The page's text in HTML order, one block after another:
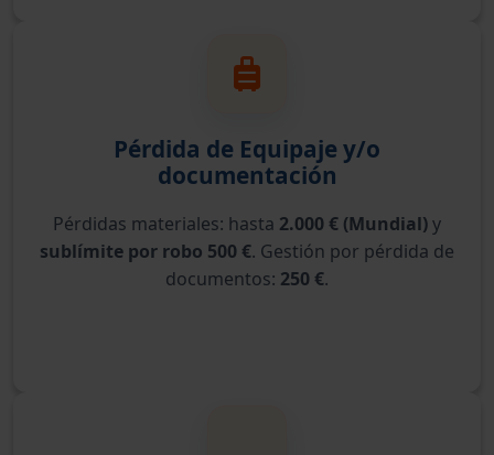
Pérdida de Equipaje y/o
documentación
Pérdidas materiales: hasta 2.000 € (Mundial)y
sublímite por robo 500 €. Gestión por pérdida de
documentos: 250 €.